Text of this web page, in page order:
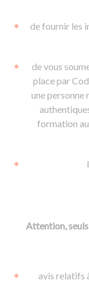
de fournir les
de vous
place par
une personne
formation
Attention,
avis relatifs